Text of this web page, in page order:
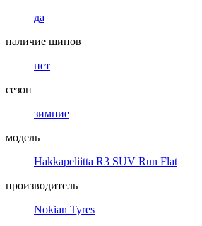
да
наличие шипов
нет
сезон
зимние
модель
Hakkapeliitta R3 SUV Run Flat
производитель
Nokian Tyres